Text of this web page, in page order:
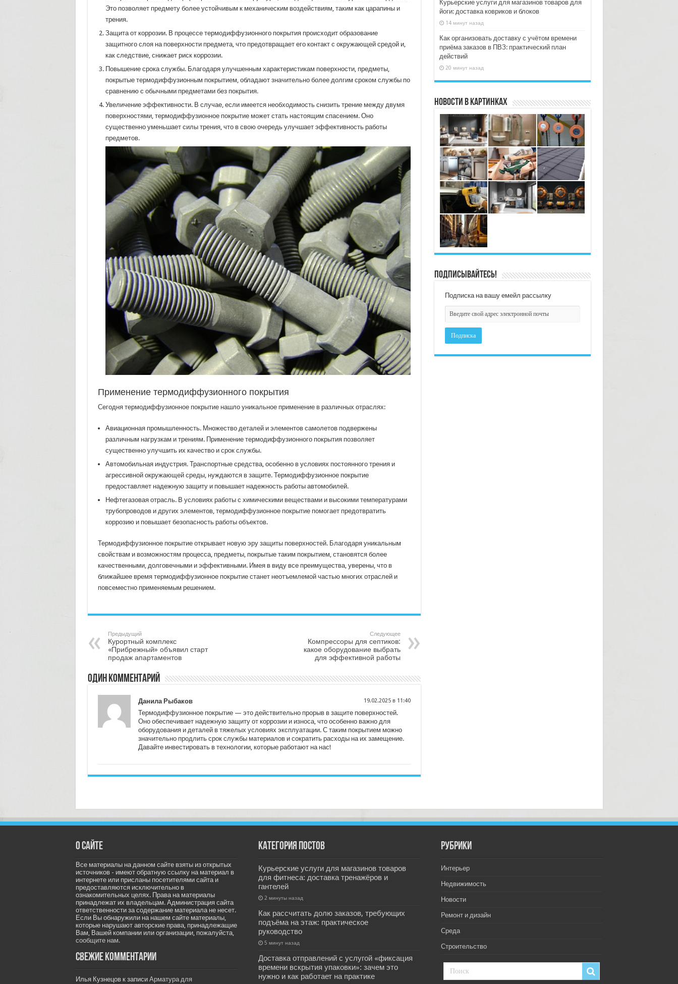
Это позволяет предмету более устойчивым к механическим воздействиям, таким как царапины и
трения.
Защита от коррозии. В процессе термодиффузионного покрытия происходит образование
защитного слоя на поверхности предмета, что предотвращает его контакт с окружающей средой и,
как следствие, снижает риск коррозии.
Повышение срока службы. Благодаря улучшенным характеристикам поверхности, предметы,
покрытые термодиффузионным покрытием, обладают значительно более долгим сроком службы по
сравнению с обычными предметами без покрытия.
Увеличение эффективности. В случае, если имеется необходимость снизить трение между двумя
поверхностями, термодиффузионное покрытие может стать настоящим спасением. Оно
существенно уменьшает силы трения, что в свою очередь улучшает эффективность работы
предметов.
Применение термодиффузионного покрытия
Сегодня термодиффузионное покрытие нашло уникальное применение в различных отраслях:
Авиационная промышленность. Множество деталей и элементов самолетов подвержены
различным нагрузкам и трениям. Применение термодиффузионного покрытия позволяет
существенно улучшить их качество и срок службы.
Автомобильная индустрия. Транспортные средства, особенно в условиях постоянного трения и
агрессивной окружающей среды, нуждаются в защите. Термодиффузионное покрытие
предоставляет надежную защиту и повышает надежность работы автомобилей.
Нефтегазовая отрасль. В условиях работы с химическими веществами и высокими температурами
трубопроводов и других элементов, термодиффузионное покрытие помогает предотвратить
коррозию и повышает безопасность работы объектов.
Термодиффузионное покрытие открывает новую эру защиты поверхностей. Благодаря уникальным
свойствам и возможностям процесса, предметы, покрытые таким покрытием, становятся более
качественными, долговечными и эффективными. Имея в виду все преимущества, уверены, что в
ближайшее время термодиффузионное покрытие станет неотъемлемой частью многих отраслей и
повсеместно применяемым решением.
Предыдущий
Курортный комплекс
«Прибрежный» объявил старт
продаж апартаментов
Следующее
Компрессоры для септиков:
какое оборудование выбрать
для эффективной работы
Один комментарий
Данила Рыбаков 19.02.2025 в 11:40
Термодиффузионное покрытие — это действительно прорыв в защите поверхностей.
Оно обеспечивает надежную защиту от коррозии и износа, что особенно важно для
оборудования и деталей в тяжелых условиях эксплуатации. С таким покрытием можно
значительно продлить срок службы материалов и сократить расходы на их замещение.
Давайте инвестировать в технологии, которые работают на нас!
Курьерские услуги для магазинов товаров для
йоги: доставка ковриков и блоков
14 минут назад
Как организовать доставку с учётом времени
приёма заказов в ПВЗ: практический план
действий
20 минут назад
Новости в картинках
Подписывайтесь!
Подписка на вашу емейл рассылку
О сайте
Все материалы на данном сайте взяты из открытых
источников - имеют обратную ссылку на материал в
интернете или присланы посетителями сайта и
предоставляются исключительно в
ознакомительных целях. Права на материалы
принадлежат их владельцам. Администрация сайта
ответственности за содержание материала не несет.
Если Вы обнаружили на нашем сайте материалы,
которые нарушают авторские права, принадлежащие
Вам, Вашей компании или организации, пожалуйста,
сообщите нам.
Свежие комментарии
Илья Кузнецовк записи Арматура для
Категория постов
Курьерские услуги для магазинов товаров
для фитнеса: доставка тренажёров и
гантелей
2 минуты назад
Как рассчитать долю заказов, требующих
подъёма на этаж: практическое
руководство
5 минут назад
Доставка отправлений с услугой «фиксация
времени вскрытия упаковки»: зачем это
нужно и как работает на практике
РУбрики
Интерьер
Недвижимость
Новости
Ремонт и дизайн
Среда
Строительство